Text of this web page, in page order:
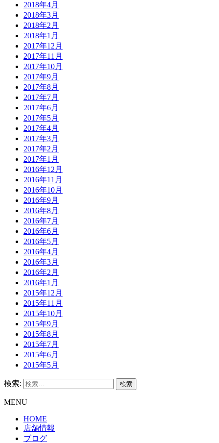
2018年4月
2018年3月
2018年2月
2018年1月
2017年12月
2017年11月
2017年10月
2017年9月
2017年8月
2017年7月
2017年6月
2017年5月
2017年4月
2017年3月
2017年2月
2017年1月
2016年12月
2016年11月
2016年10月
2016年9月
2016年8月
2016年7月
2016年6月
2016年5月
2016年4月
2016年3月
2016年2月
2016年1月
2015年12月
2015年11月
2015年10月
2015年9月
2015年8月
2015年7月
2015年6月
2015年5月
検索:
MENU
HOME
店舗情報
ブログ